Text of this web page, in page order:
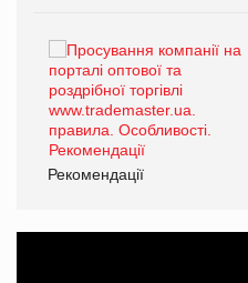
Рекомендації